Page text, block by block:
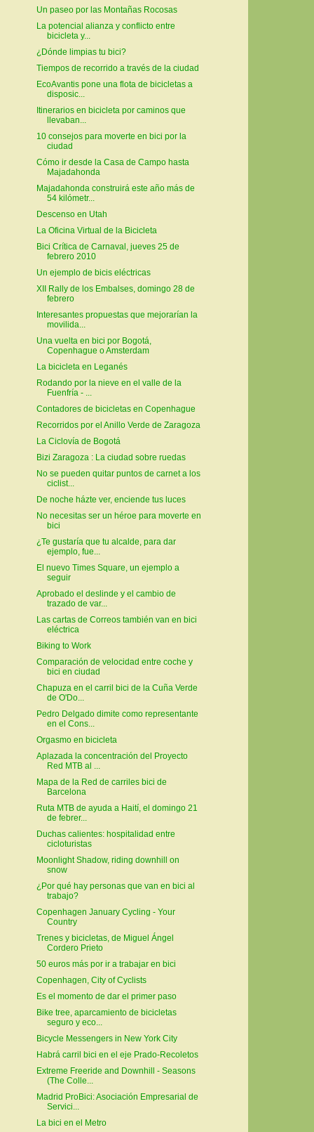
Un paseo por las Montañas Rocosas
La potencial alianza y conflicto entre
bicicleta y...
¿Dónde limpias tu bici?
Tiempos de recorrido a través de la ciudad
EcoAvantis pone una flota de bicicletas a
disposic...
Itinerarios en bicicleta por caminos que
llevaban...
10 consejos para moverte en bici por la
ciudad
Cómo ir desde la Casa de Campo hasta
Majadahonda
Majadahonda construirá este año más de
54 kilómetr...
Descenso en Utah
La Oficina Virtual de la Bicicleta
Bici Crítica de Carnaval, jueves 25 de
febrero 2010
Un ejemplo de bicis eléctricas
XII Rally de los Embalses, domingo 28 de
febrero
Interesantes propuestas que mejorarían la
movilida...
Una vuelta en bici por Bogotá,
Copenhague o Amsterdam
La bicicleta en Leganés
Rodando por la nieve en el valle de la
Fuenfría - ...
Contadores de bicicletas en Copenhague
Recorridos por el Anillo Verde de Zaragoza
La Ciclovía de Bogotá
Bizi Zaragoza : La ciudad sobre ruedas
No se pueden quitar puntos de carnet a los
ciclist...
De noche házte ver, enciende tus luces
No necesitas ser un héroe para moverte en
bici
¿Te gustaría que tu alcalde, para dar
ejemplo, fue...
El nuevo Times Square, un ejemplo a
seguir
Aprobado el deslinde y el cambio de
trazado de var...
Las cartas de Correos también van en bici
eléctrica
Biking to Work
Comparación de velocidad entre coche y
bici en ciudad
Chapuza en el carril bici de la Cuña Verde
de O'Do...
Pedro Delgado dimite como representante
en el Cons...
Orgasmo en bicicleta
Aplazada la concentración del Proyecto
Red MTB al ...
Mapa de la Red de carriles bici de
Barcelona
Ruta MTB de ayuda a Haití, el domingo 21
de febrer...
Duchas calientes: hospitalidad entre
cicloturistas
Moonlight Shadow, riding downhill on
snow
¿Por qué hay personas que van en bici al
trabajo?
Copenhagen January Cycling - Your
Country
Trenes y bicicletas, de Miguel Ángel
Cordero Prieto
50 euros más por ir a trabajar en bici
Copenhagen, City of Cyclists
Es el momento de dar el primer paso
Bike tree, aparcamiento de bicicletas
seguro y eco...
Bicycle Messengers in New York City
Habrá carril bici en el eje Prado-Recoletos
Extreme Freeride and Downhill - Seasons
(The Colle...
Madrid ProBici: Asociación Empresarial de
Servici...
La bici en el Metro